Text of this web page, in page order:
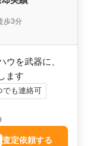
2013年11月
歩3分
ウを武器に、
ます
でも連絡可
査定依頼する